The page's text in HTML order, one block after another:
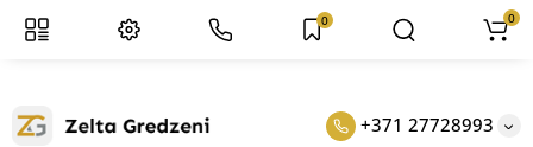
+371 27728993
0 0